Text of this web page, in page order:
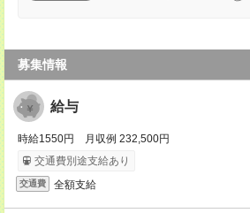
募集情報
給与
時給1550円 月収例 232,500円
交通費別途支給あり
交通費 全額支給